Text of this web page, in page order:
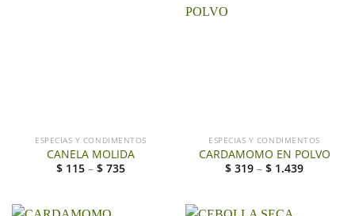
ESPECIAS Y CONDIMENTOS
CANELA MOLIDA
$ 115 – $ 735
ESPECIAS Y CONDIMENTOS
CARDAMOMO EN POLVO
$ 319 – $ 1.439